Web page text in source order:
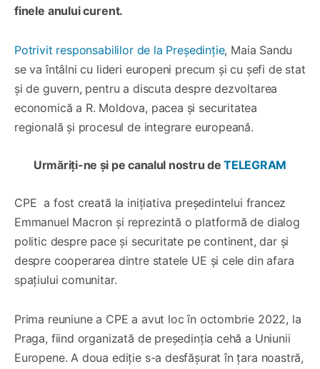
finele anului curent.
Potrivit responsabililor de la Președinție, Maia Sandu
se va întâlni cu lideri europeni precum și cu șefi de stat
și de guvern, pentru a discuta despre dezvoltarea
economică a R. Moldova, pacea și securitatea
regională și procesul de integrare europeană.
Urmăriți-ne și pe canalul nostru deTELEGRAM
CPE a fost creată la inițiativa președintelui francez
Emmanuel Macron și reprezintă o platformă de dialog
politic despre pace și securitate pe continent, dar și
despre cooperarea dintre statele UE și cele din afara
spațiului comunitar.
Prima reuniune a CPE a avut loc în octombrie 2022, la
Praga, fiind organizată de președinția cehă a Uniunii
Europene. A doua ediție s-a desfășurat în țara noastră,